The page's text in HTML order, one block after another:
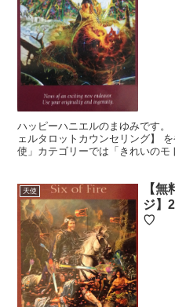
ハッピーハニエルのまゆみです
ェルタロットカウンセリング】
使」カテゴリーでは「きれいのモ
天使
【
ジ】2017/
♡